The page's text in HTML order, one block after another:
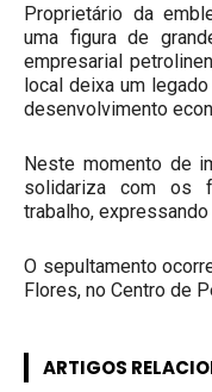
Proprietário da
uma figura de
empresarial
local deixa um
desenvolvimento
Neste momento de
solidariza com os
trabalho,
O sepultamento
Flores, no Centro de
ARTIGOS